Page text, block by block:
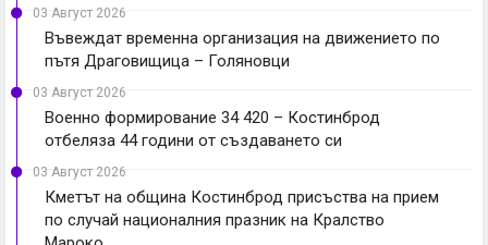
03 Август 2026
Въвеждат временна организация на движението по
пътя Драговищица – Голяновци
03 Август 2026
Военно формирование 34 420 – Костинброд
отбеляза 44 години от създаването си
03 Август 2026
Кметът на община Костинброд присъства на прием
по случай националния празник на Кралство